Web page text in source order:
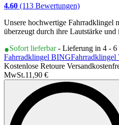
4.60 (113 Bewertungen)
Unsere hochwertige Fahrradklingel
überzeugt durch ihre Lautstärke
Sofort lieferbar- Lieferung in 4 - 6
Fahrradklingel BING
Kostenlose Retoure
MwSt.11,90 €